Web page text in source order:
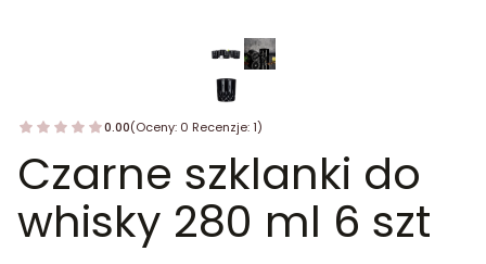
0.00(Oceny: 0 Recenzje: 1)
Czarne szklanki do
whisky 280 ml 6 szt